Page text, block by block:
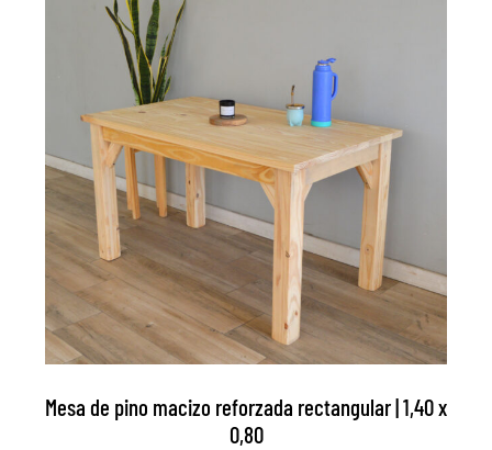
Mesa de pino macizo reforzada rectangular | 1,40 x
0,80